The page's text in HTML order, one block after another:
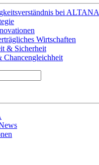
bei ALTANA
Wirtschaften
& Sicherheit